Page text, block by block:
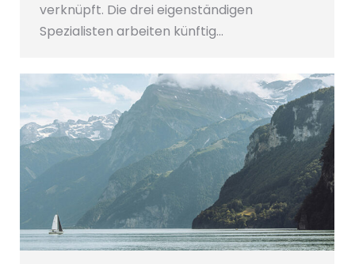
verknüpft. Die drei eigenständigen
Spezialisten arbeiten künftig…